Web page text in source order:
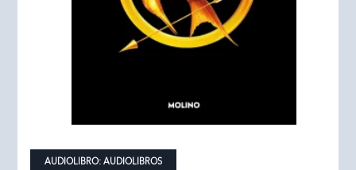
AUDIOLIBRO:AUDIOLIBROS